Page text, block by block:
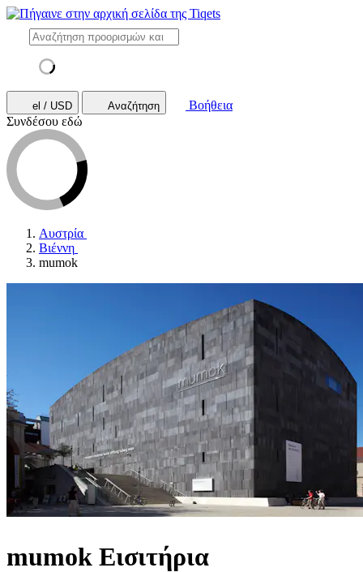
el / USD Αναζήτηση
Βοήθεια
Συνδέσου εδώ
Αυστρία
Βιέννη
mumok
mumok Εισιτήρια